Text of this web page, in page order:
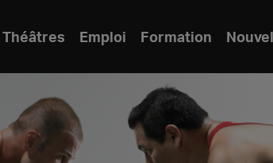
Théâtres Emploi Formation